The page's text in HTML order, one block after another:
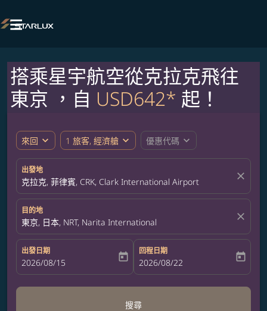

搭乘星宇航空從克拉克飛往
東京 ，自 USD642* 起！
來回 expand_more 1 旅客, 經濟艙 expand_more 優惠代碼 expand_more
出發地
克拉克, 菲律賓, CRK, Clark International Airport close
目的地
東京, 日本, NRT, Narita International close
出發日期
fc-booking-departure-date-aria-label
2026/08/15 today
回程日期
fc-booking-return-date-aria-label
2026/08/22 today
搜尋